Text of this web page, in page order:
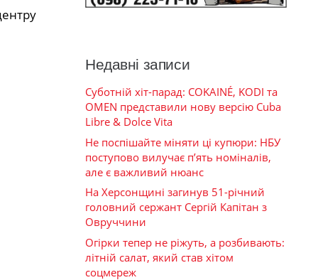
Недавні записи
Суботній хіт-парад: COKAINÉ, KODI та
OMEN представили нову версію Cuba
Libre & Dolce Vita
Не поспішайте міняти ці купюри: НБУ
поступово вилучає п’ять номіналів,
але є важливий нюанс
На Херсонщині загинув 51-річний
головний сержант Сергій Капітан з
Овруччини
Огірки тепер не ріжуть, а розбивають:
літній салат, який став хітом
соцмереж